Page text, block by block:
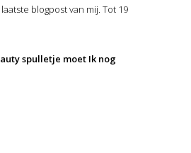
blogpost van mij. Tot 19
spulletje moet Ik nog